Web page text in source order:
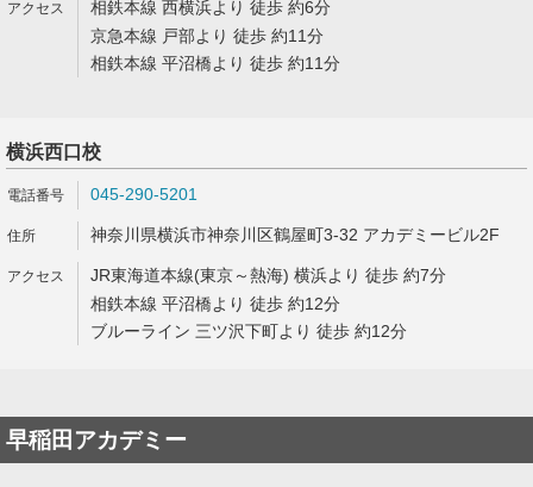
相鉄本線 西横浜より 徒歩 約6分
京急本線 戸部より 徒歩 約11分
相鉄本線 平沼橋より 徒歩 約11分
横浜西口校
045-290-5201
神奈川県横浜市神奈川区鶴屋町3-32 アカデミービル2F
JR東海道本線(東京～熱海) 横浜より 徒歩 約7分
相鉄本線 平沼橋より 徒歩 約12分
ブルーライン 三ツ沢下町より 徒歩 約12分
早稲田アカデミー